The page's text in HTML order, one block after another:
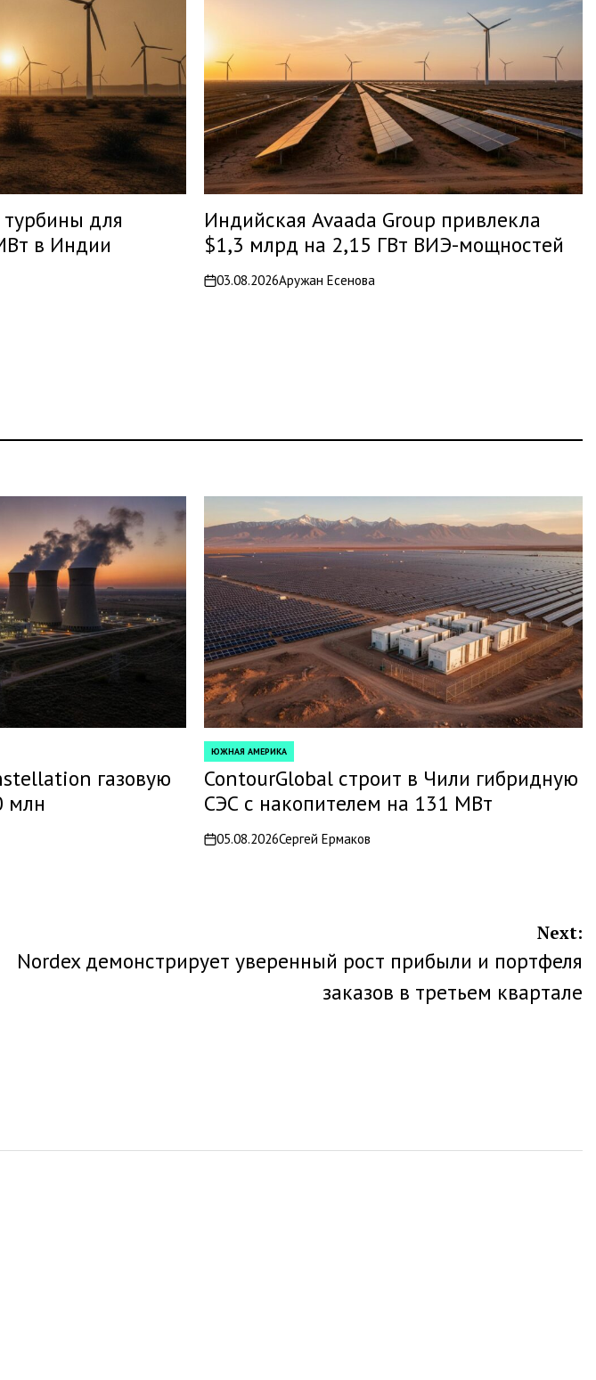
турбины для
в Индии
Индийская Avaada Group привлекла
$1,3 млрд на 2,15 ГВт ВИЭ-мощностей
on03.08.2026Аружан Есенова
газовую
млн
POSTED
IN
ЮЖНАЯ АМЕРИКА
ContourGlobal строит в Чили гибридную
СЭС с накопителем на 131 МВт
on05.08.2026Сергей Ермаков
Next:
Nordex демонстрирует уверенный рост прибыли и портфеля
заказов в третьем квартале